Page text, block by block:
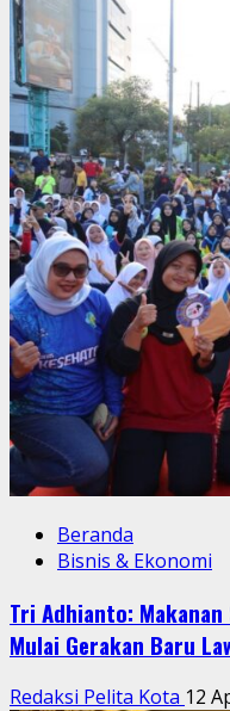
Beranda
Bisnis & Ekonomi
Tri Adhianto:
Mulai Gerakan Baru
Redaksi Pelita Kota 12